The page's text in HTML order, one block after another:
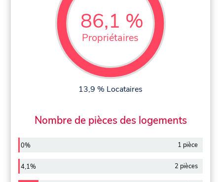
86,1 %
Propriétaires
13,9 % Locataires
Nombre de pièces des logements
0% 1 pièce
4,1% 2 pièces